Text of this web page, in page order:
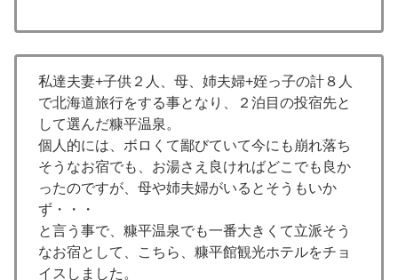
私達夫妻+子供２人、母、姉夫婦+姪っ子の計８人
で北海道旅行をする事となり、２泊目の投宿先と
して選んだ糠平温泉。
個人的には、ボロくて鄙びていて今にも崩れ落ち
そうなお宿でも、お湯さえ良ければどこでも良か
ったのですが、母や姉夫婦がいるとそうもいか
ず・・・
と言う事で、糠平温泉でも一番大きくて立派そう
なお宿として、こちら、糠平館観光ホテルをチョ
イスしました。